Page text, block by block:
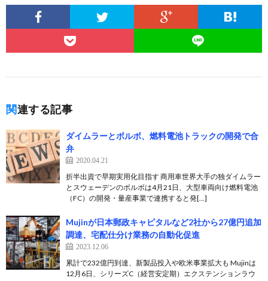
関連する記事
ダイムラーとボルボ、燃料電池トラックの開発で合
弁
2020.04.21
折半出資で早期実用化目指す 商用車世界大手の独ダイムラー
とスウェーデンのボルボは4月21日、大型車両向け燃料電池
（FC）の開発・量産事業で連携すると発[…]
Mujinが日本郵政キャピタルなど2社から27億円追加
調達、宅配仕分け業務の自動化促進
2023.12.06
累計で232億円到達、新製品投入や欧米事業拡大も Mujinは
12月6日、シリーズC（経営安定期）エクステンションラウ